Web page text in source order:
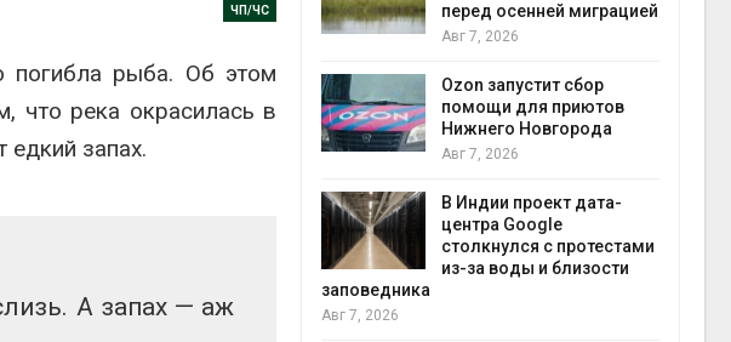
ЧП/ЧС
погибла рыба. Об этом
что река окрасилась в
запах.
А запах — аж
усиливать риск жировой
Региональный
экологический контроль
в России фактически
энергетики из-за роста
перед осенней миграцией
Авг 7, 2026
Ozon запустит сбор
помощи для приютов
Нижнего Новгорода
Авг 7, 2026
В Индии проект дата-
центра Google
столкнулся с протестами
из-за воды и близости
заповедника
Авг 7, 2026